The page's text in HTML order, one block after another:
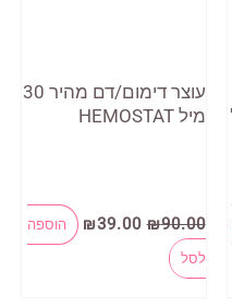
עוצר דימום/דם מהיר 30
מיל HEMOSTAT
₪90.00
המחיר
המקורי
₪39.00
המחיר
הנוכחי
הוספה
לסל